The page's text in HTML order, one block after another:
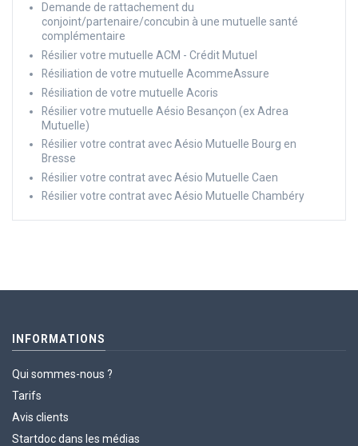
Demande de rattachement du
conjoint/partenaire/concubin à une mutuelle santé
complémentaire
Résilier votre mutuelle ACM - Crédit Mutuel
Résiliation de votre mutuelle AcommeAssure
Résiliation de votre mutuelle Acoris
Résilier votre mutuelle Aésio Besançon (ex Adrea
Mutuelle)
Résilier votre contrat avec Aésio Mutuelle Bourg en
Bresse
Résilier votre contrat avec Aésio Mutuelle Caen
Résilier votre contrat avec Aésio Mutuelle Chambéry
INFORMATIONS
Qui sommes-nous ?
Tarifs
Avis clients
Startdoc dans les médias